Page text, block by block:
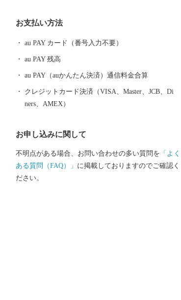
附コースをご用意しております。 ご寄附いただいた方
には、諫早市自慢の特産品などをお礼としてお送りし
の笑顔を思い浮かべていただければ幸いです。 ふるさ
と納税の返礼品、配送、寄附金受領証明書、ワンスト
ップ特例申請書などに関するお問い合わせは下記へ お
曜日・日曜日・祝日および年末年始は対応いたしかね
ます。
お支払い方法
au PAY カード（番号入力不要）
au PAY 残高
au PAY（auかんたん決済）通信料金合算
クレジットカード決済（VISA、Master、JCB、Di
ners、AMEX）
お申し込みに関して
不明点がある場合、お問い合わせの多い質問を 「よく
ある質問（FAQ）」 に掲載しておりますのでご確認く
ださい。